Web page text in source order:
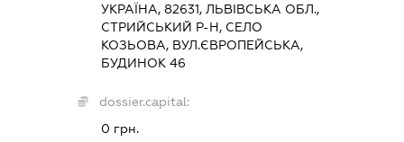
УКРАЇНА, 82631, ЛЬВІВСЬКА ОБЛ.,
СТРИЙСЬКИЙ Р-Н, СЕЛО
КОЗЬОВА, ВУЛ.ЄВРОПЕЙСЬКА,
БУДИНОК 46
dossier.capital:
0 грн.